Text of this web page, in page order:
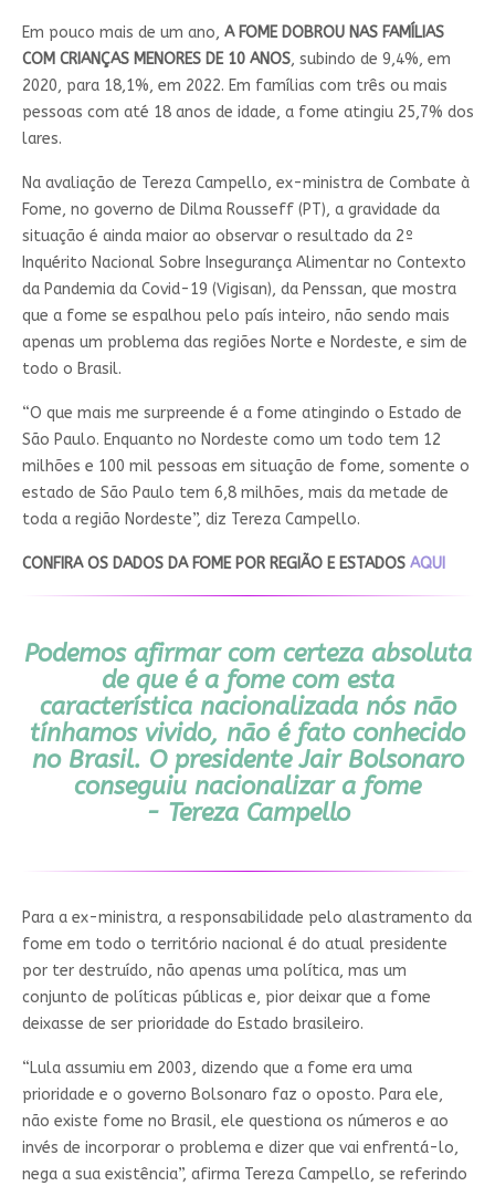
Em pouco mais de um ano, A FOME DOBROU NAS FAMÍLIAS
COM CRIANÇAS MENORES DE 10 ANOS, subindo de 9,4%, em
2020, para 18,1%, em 2022. Em famílias com três ou mais
pessoas com até 18 anos de idade, a fome atingiu 25,7% dos
lares.
Na avaliação de Tereza Campello, ex-ministra de Combate à
Fome, no governo de Dilma Rousseff (PT), a gravidade da
situação é ainda maior ao observar o resultado da 2º
Inquérito Nacional Sobre Insegurança Alimentar no Contexto
da Pandemia da Covid-19 (Vigisan), da Penssan, que mostra
que a fome se espalhou pelo país inteiro, não sendo mais
apenas um problema das regiões Norte e Nordeste, e sim de
todo o Brasil.
“O que mais me surpreende é a fome atingindo o Estado de
São Paulo. Enquanto no Nordeste como um todo tem 12
milhões e 100 mil pessoas em situação de fome, somente o
estado de São Paulo tem 6,8 milhões, mais da metade de
toda a região Nordeste”, diz Tereza Campello.
CONFIRA OS DADOS DA FOME POR REGIÃO E ESTADOS AQUI
Podemos afirmar com certeza absoluta
de que é a fome com esta
característica nacionalizada nós não
tínhamos vivido, não é fato conhecido
no Brasil. O presidente Jair Bolsonaro
conseguiu nacionalizar a fome
- Tereza Campello
Para a ex-ministra, a responsabilidade pelo alastramento da
fome em todo o território nacional é do atual presidente
por ter destruído, não apenas uma política, mas um
conjunto de políticas públicas e, pior deixar que a fome
deixasse de ser prioridade do Estado brasileiro.
“Lula assumiu em 2003, dizendo que a fome era uma
prioridade e o governo Bolsonaro faz o oposto. Para ele,
não existe fome no Brasil, ele questiona os números e ao
invés de incorporar o problema e dizer que vai enfrentá-lo,
nega a sua existência”, afirma Tereza Campello, se referindo